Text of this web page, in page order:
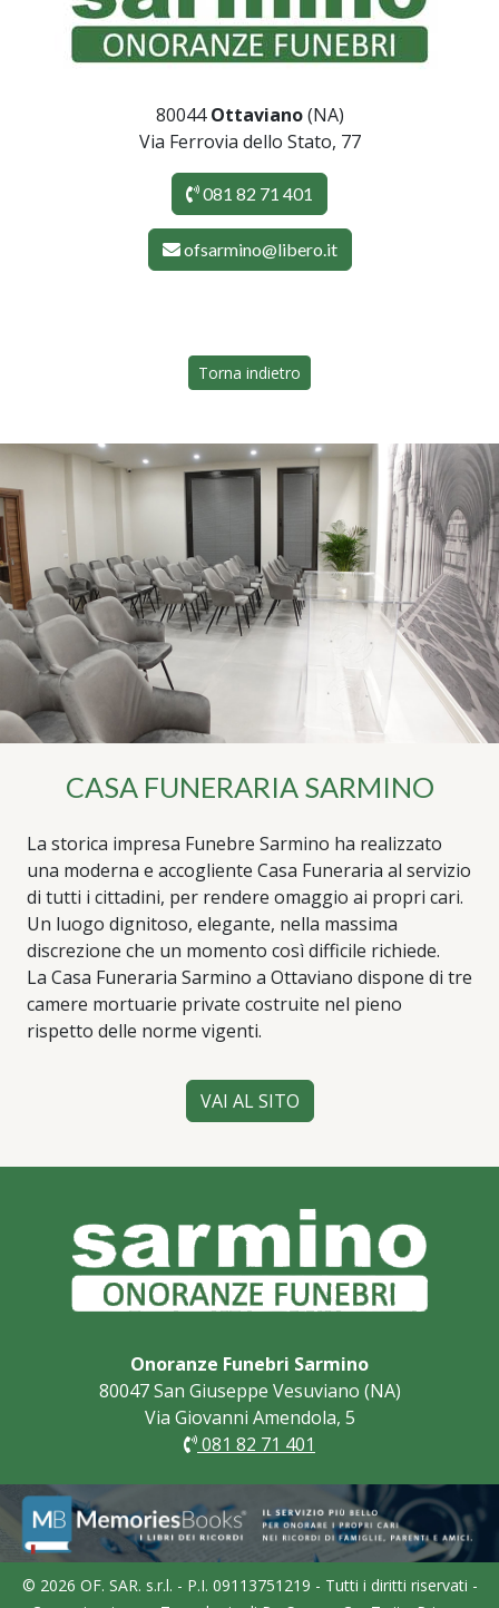
80044Ottaviano(NA)
Via Ferrovia dello Stato, 77
081 82 71 401
ofsarmino@libero.it
Torna indietro
CASA FUNERARIA SARMINO
La storica impresa Funebre Sarmino ha realizzato
una moderna e accogliente Casa Funeraria al servizio
di tutti i cittadini, per rendere omaggio ai propri cari.
Un luogo dignitoso, elegante, nella massima
discrezione che un momento così difficile richiede.
La Casa Funeraria Sarmino a Ottaviano dispone di tre
camere mortuarie private costruite nel pieno
rispetto delle norme vigenti.
VAI AL SITO
Onoranze Funebri Sarmino
80047 San Giuseppe Vesuviano (NA)
Via Giovanni Amendola, 5
081 82 71 401
© 2026 OF. SAR. s.r.l. - P.I. 09113751219 - Tutti i diritti riservati -